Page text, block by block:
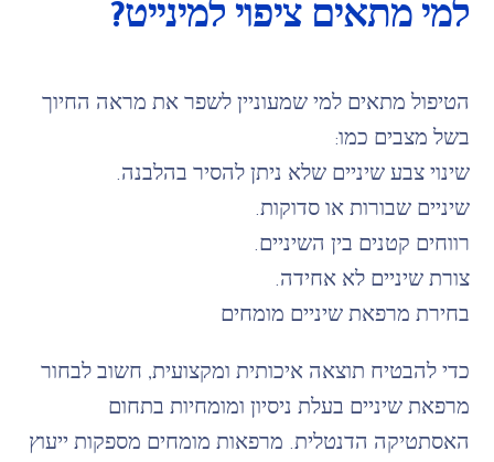
למי מתאים ציפוי למינייט?
הטיפול מתאים למי שמעוניין לשפר את מראה החיוך
בשל מצבים כמו:
שינוי צבע שיניים שלא ניתן להסיר בהלבנה.
שיניים שבורות או סדוקות.
רווחים קטנים בין השיניים.
צורת שיניים לא אחידה.
בחירת מרפאת שיניים מומחים
כדי להבטיח תוצאה איכותית ומקצועית, חשוב לבחור
מרפאת שיניים בעלת ניסיון ומומחיות בתחום
האסתטיקה הדנטלית. מרפאות מומחים מספקות ייעוץ